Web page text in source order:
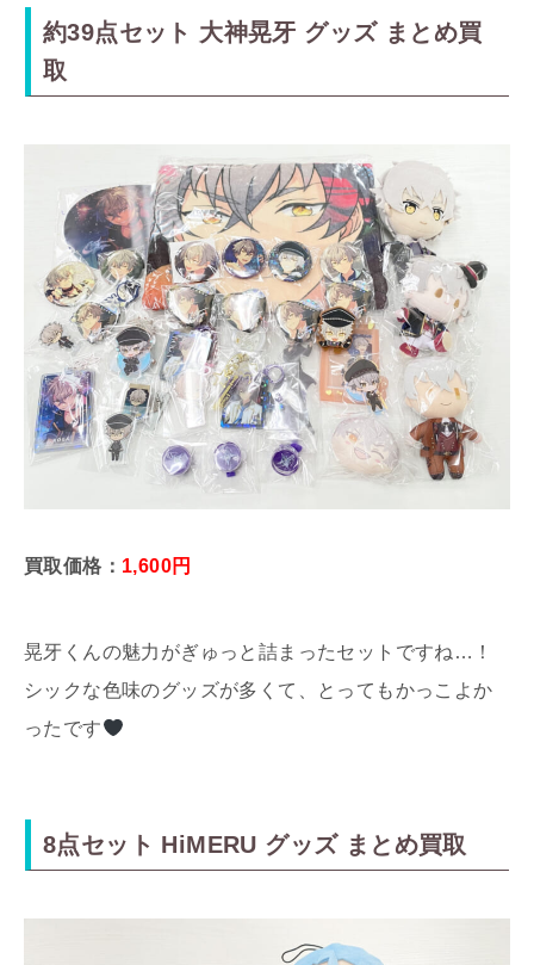
約39点セット 大神晃牙 グッズ まとめ買
取
買取価格： 1,600円
晃牙くんの魅力がぎゅっと詰まったセットですね…！
シックな色味のグッズが多くて、とってもかっこよか
ったです
8点セット HiMERU グッズ まとめ買取